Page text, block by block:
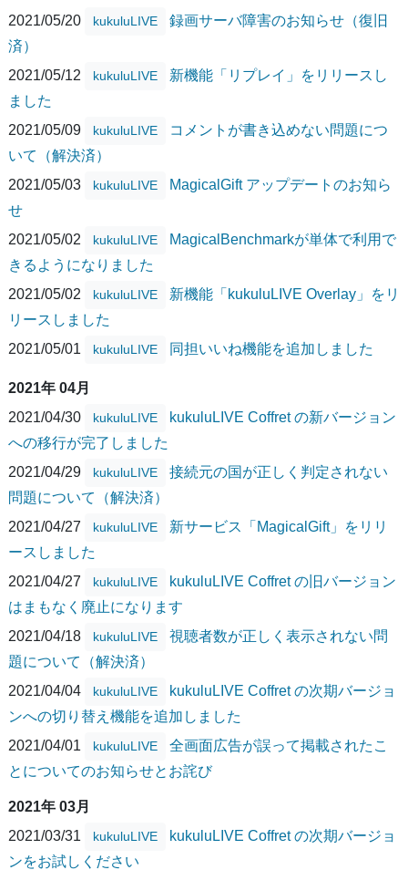
2021/05/20
kukuluLIVE
録画サーバ障害のお知らせ（復旧
済）
2021/05/12
kukuluLIVE
新機能「リプレイ」をリリースし
ました
2021/05/09
kukuluLIVE
コメントが書き込めない問題につ
いて（解決済）
2021/05/03
kukuluLIVE
MagicalGift アップデートのお知ら
せ
2021/05/02
kukuluLIVE
MagicalBenchmarkが単体で利用で
きるようになりました
2021/05/02
kukuluLIVE
新機能「kukuluLIVE Overlay」をリ
リースしました
2021/05/01
kukuluLIVE 同担いいね機能を追加しました
2021年 04月
2021/04/30
kukuluLIVE
kukuluLIVE Coffret の新バージョン
への移行が完了しました
2021/04/29
kukuluLIVE
接続元の国が正しく判定されない
問題について（解決済）
2021/04/27
kukuluLIVE
新サービス「MagicalGift」をリリ
ースしました
2021/04/27
kukuluLIVE
kukuluLIVE Coffret の旧バージョン
はまもなく廃止になります
2021/04/18
kukuluLIVE
視聴者数が正しく表示されない問
題について（解決済）
2021/04/04
kukuluLIVE
kukuluLIVE Coffret の次期バージョ
ンへの切り替え機能を追加しました
2021/04/01
kukuluLIVE
全画面広告が誤って掲載されたこ
とについてのお知らせとお詫び
2021年 03月
2021/03/31
kukuluLIVE
kukuluLIVE Coffret の次期バージョ
ンをお試しください